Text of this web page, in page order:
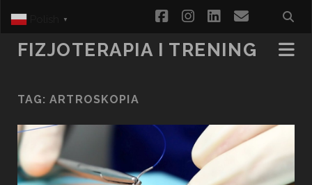
facebookinstagram
linkedinemail
FIZJOTERAPIA I TRENING
TAG: ARTROSKOPIA
▼